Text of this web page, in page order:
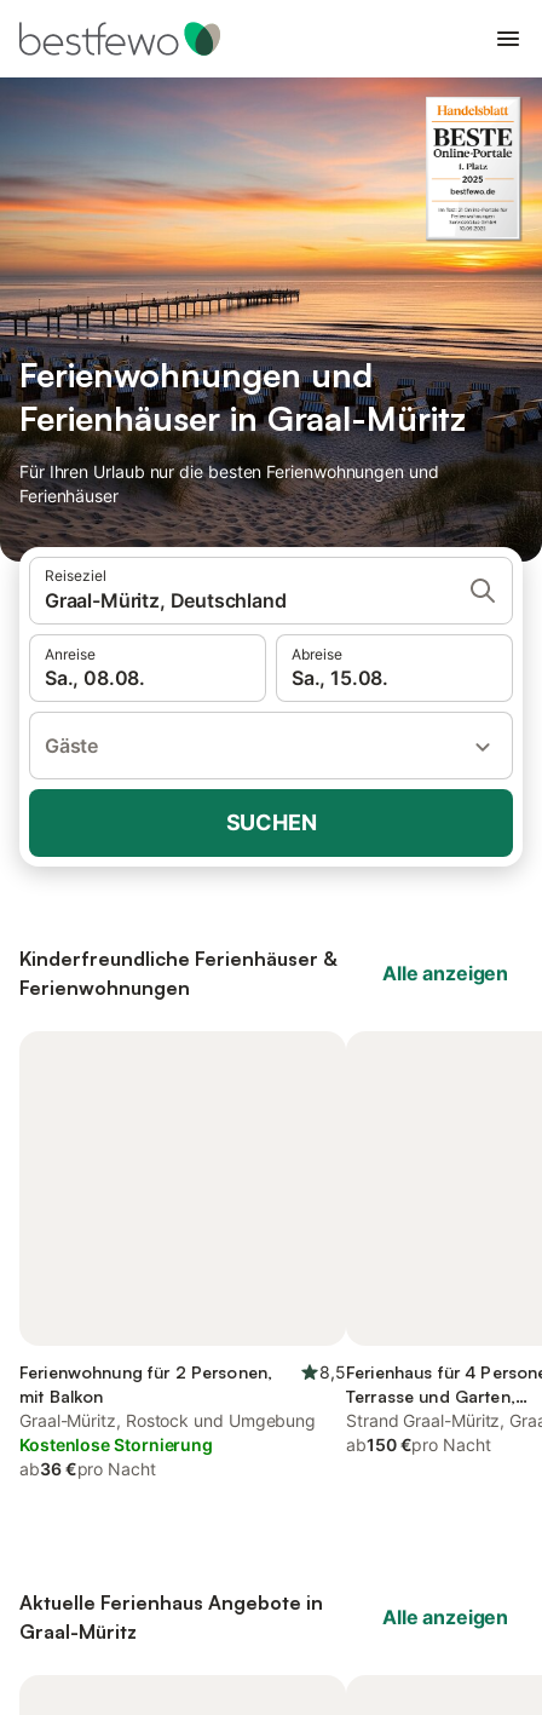
Ferienwohnungen und
Ferienhäuser in Graal-Müritz
Für Ihren Urlaub nur die besten Ferienwohnungen und
Ferienhäuser
Reiseziel
Graal-Müritz, Deutschland
Anreise
Sa., 08.08.
Abreise
Sa., 15.08.
Gäste
SUCHEN
Kinderfreundliche Ferienhäuser &
Ferienwohnungen
Alle anzeigen
Ferienwohnung für 2 Personen,
mit Balkon
8,5
Graal-Müritz, Rostock und Umgebung
Kostenlose Stornierung
ab36 €pro Nacht
Ferienhaus für 4
Terrasse und Garten,
kinderfreundlich
Strand Graal-Müritz,
ab150 €pro Nacht
Aktuelle Ferienhaus Angebote in
Graal-Müritz
Alle anzeigen